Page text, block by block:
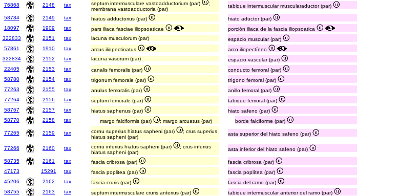
76868 2148 tax septum intermusculare vastoadductorium (par)
;
membrana vastoadductoria (par)
tabique intermuscular muscularaductor (par)
58784 2149 tax hiatus adductorius (par)
hiato aductor (par)
18097
1909 tax pars iliaca fasciae iliopsoaticae
porción iliaca de la fascia iliopsoatica
322833
2151 tax lacuna musculorum (par)
espacio muscular (par)
57861
1910 tax arcus iliopectinatus
arco iliopectíneo
322834
2152 tax lacuna vasorum (par)
espacio vascular (par)
22405
2153 tax canalis femoralis (par)
conducto femoral (par)
58780
2154 tax trigonum femorale (par)
trígono femoral (par)
77263
2155 tax anulus femoralis (par)
anillo femoral (par)
77264
2156 tax septum femorale (par)
tabique femoral (par)
58767
2157 tax hiatus saphenus (par)
hiato safeno (par)
58770
2158 tax margo falciformis (par) ; margo arcuatus (par) borde falciforme (par)
77265 2159 tax cornu superius hiatus sapheni (par)
; crus superius
hiatus sapheni (par)
asta superior del hiato safeno (par)
77266 2160 tax cornu inferius hiatus sapheni (par)
; crus inferius
hiatus sapheni (par)
asta inferior del hiato safeno (par)
58735 2161 tax fascia cribrosa (par)
fascia cribrosa (par)
47173
15291 tax fascia poplitea (par)
fascia poplítea (par)
45206
2162 tax fascia cruris (par)
fascia del ramo (par)
58755
2163 tax septum intermusculare cruris anterius (par)
tabique intermuscular anterior del ramo (par)